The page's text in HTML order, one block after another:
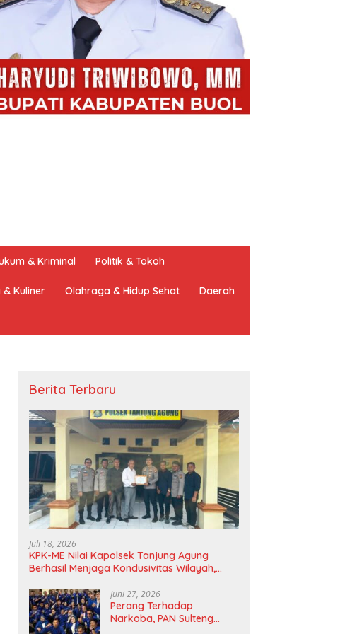
& Kriminal Politik & Tokoh
& Kuliner Olahraga & Hidup Sehat Daerah
Berita Terbaru
Juli 18, 2026
KPK-ME Nilai Kapolsek Tanjung Agung
Berhasil Menjaga Kondusivitas Wilayah,
Langsung
Juni 27, 2026
Perang Terhadap
Narkoba, PAN Sulteng